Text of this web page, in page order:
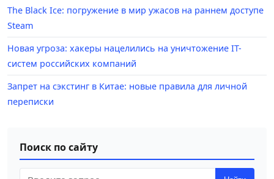
The Black Ice: погружение в мир ужасов на раннем доступе
Steam
Новая угроза: хакеры нацелились на уничтожение IT-
систем российских компаний
Запрет на сэкстинг в Китае: новые правила для личной
переписки
Поиск по сайту